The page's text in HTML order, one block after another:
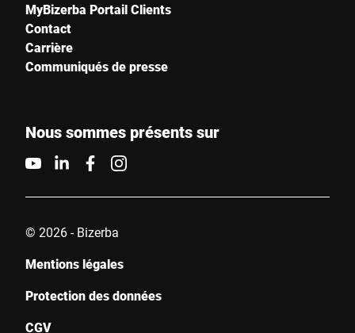
MyBizerba Portail Clients
Contact
Carrière
Communiqués de presse
Nous sommes présents sur
© 2026 - Bizerba
Mentions légales
Protection des données
CGV